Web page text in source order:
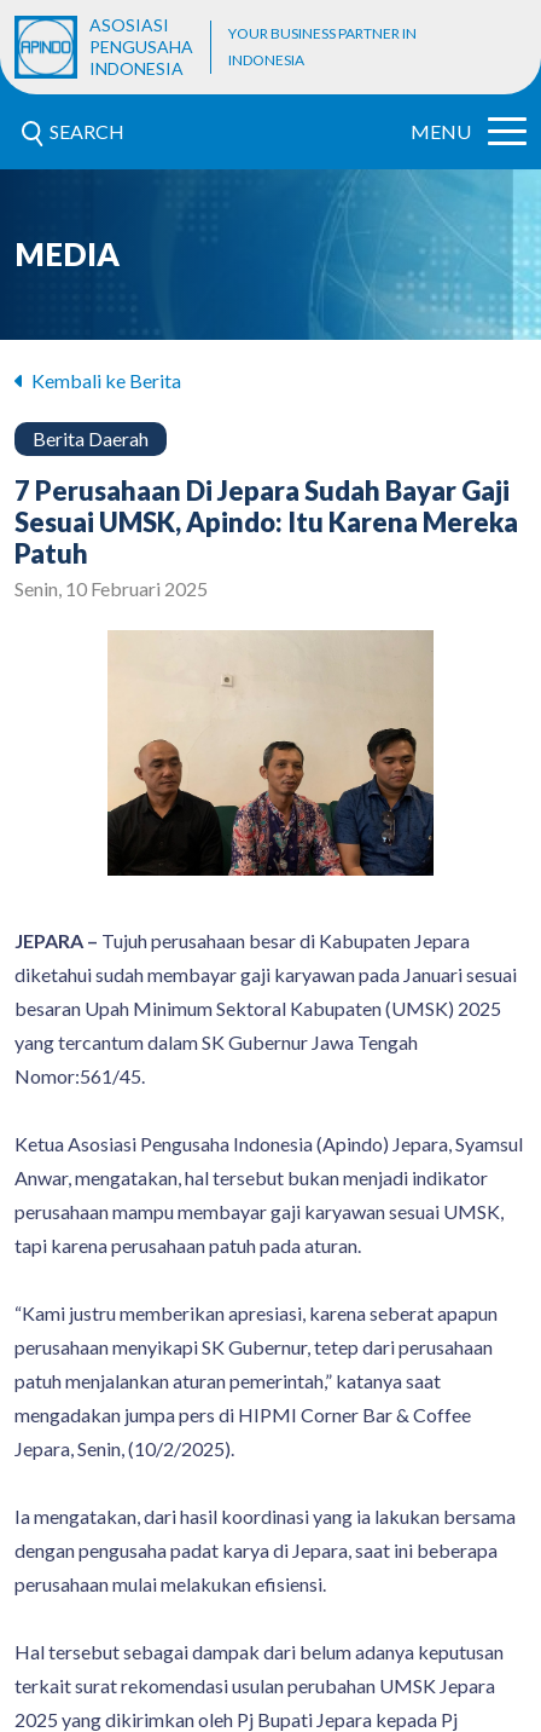
ASOSIASI
PENGUSAHA
INDONESIA
YOUR BUSINESS PARTNER IN
INDONESIA
SEARCH MENU
MEDIA
Kembali ke Berita
Berita Daerah
7 Perusahaan Di Jepara Sudah Bayar Gaji
Sesuai UMSK, Apindo: Itu Karena Mereka
Patuh
Senin, 10 Februari 2025
JEPARA – Tujuh perusahaan besar di Kabupaten Jepara
diketahui sudah membayar gaji karyawan pada Januari sesuai
besaran Upah Minimum Sektoral Kabupaten (UMSK) 2025
yang tercantum dalam SK Gubernur Jawa Tengah
Nomor:561/45.
Ketua Asosiasi Pengusaha Indonesia (Apindo) Jepara, Syamsul
Anwar, mengatakan, hal tersebut bukan menjadi indikator
perusahaan mampu membayar gaji karyawan sesuai UMSK,
tapi karena perusahaan patuh pada aturan.
“Kami justru memberikan apresiasi, karena seberat apapun
perusahaan menyikapi SK Gubernur, tetep dari perusahaan
patuh menjalankan aturan pemerintah,” katanya saat
mengadakan jumpa pers di HIPMI Corner Bar & Coffee
Jepara, Senin, (10/2/2025).
Ia mengatakan, dari hasil koordinasi yang ia lakukan bersama
dengan pengusaha padat karya di Jepara, saat ini beberapa
perusahaan mulai melakukan efisiensi.
Hal tersebut sebagai dampak dari belum adanya keputusan
terkait surat rekomendasi usulan perubahan UMSK Jepara
2025 yang dikirimkan oleh Pj Bupati Jepara kepada Pj